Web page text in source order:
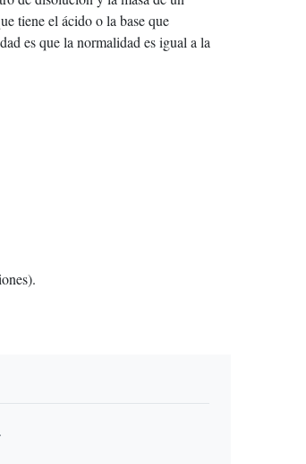
tiene el ácido o la base que
es que la normalidad es igual a la